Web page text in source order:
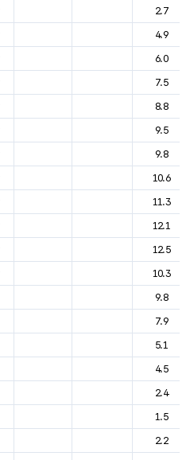
2.7
4.9
6.0
7.5
8.8
9.5
9.8
10.6
11.3
12.1
12.5
10.3
9.8
7.9
5.1
4.5
2.4
1.5
2.2